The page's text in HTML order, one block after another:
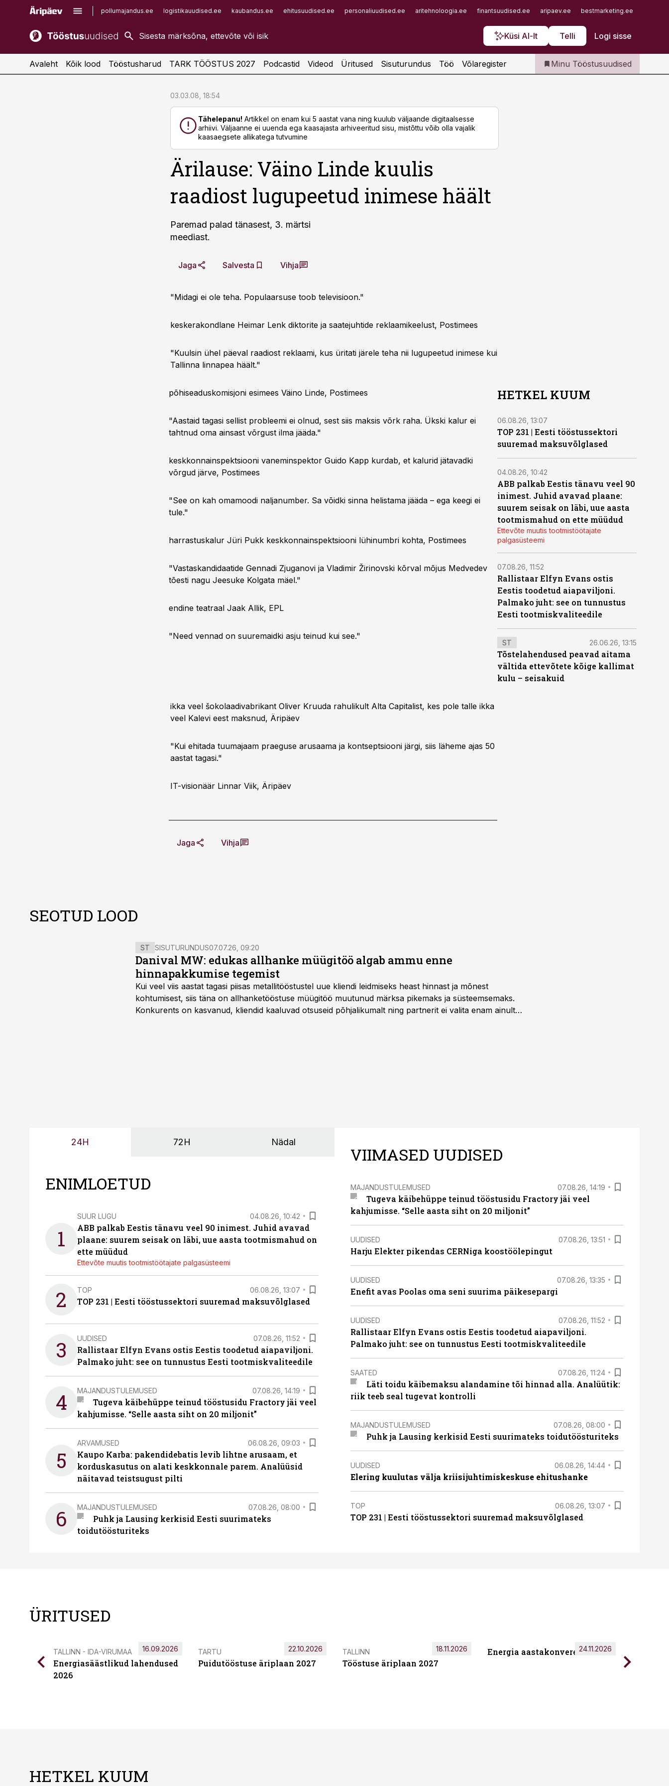
pollumajandus.ee logistikauudised.ee kaubandus.ee ehitusuudised.ee personaliuudised.ee aritehnoloogia.ee finantsuudised.ee aripaev.ee bestmarketing.ee
Küsi AI-lt Telli Logi sisse
kaubandus.ee
kinnisvarauudised.ee
imelineajalugu.ee
Infopank
Iseteenindus
Telli Tööstusuudised
Avaleht Kõik lood Tööstusharud TARK TÖÖSTUS 2027 Podcastid Videod Üritused Sisuturundus Töö Võlaregister Minu Tööstusuudised
03.03.08, 18:54
Tähelepanu! Artikkel on enam kui 5 aastat vana ning kuulub väljaande digitaalsesse
arhiivi. Väljaanne ei uuenda ega kaasajasta arhiveeritud sisu, mistõttu võib olla vajalik
kaasaegsete allikatega tutvumine
Ärilause: Väino Linde kuulis
raadiost lugupeetud inimese häält
Paremad palad tänasest, 3. märtsi
meediast.
Jaga Salvesta Vihja
"Midagi ei ole teha. Populaarsuse toob televisioon."
keskerakondlane Heimar Lenk diktorite ja saatejuhtide reklaamikeelust, Postimees
"Kuulsin ühel päeval raadiost reklaami, kus üritati järele teha nii lugupeetud inimese kui
Tallinna linnapea häält."
põhiseaduskomisjoni esimees Väino Linde, Postimees
"Aastaid tagasi sellist probleemi ei olnud, sest siis maksis võrk raha. Ükski kalur ei
tahtnud oma ainsast võrgust ilma jääda."
keskkonnainspektsiooni vaneminspektor Guido Kapp kurdab, et kalurid jätavadki
võrgud järve, Postimees
"See on kah omamoodi naljanumber. Sa võidki sinna helistama jääda – ega keegi ei
tule."
harrastuskalur Jüri Pukk keskkonnainspektsiooni lühinumbri kohta, Postimees
"Vastaskandidaatide Gennadi Zjuganovi ja Vladimir Žirinovski kõrval mõjus Medvedev
tõesti nagu Jeesuke Kolgata mäel."
endine teatraal Jaak Allik, EPL
"Need vennad on suuremaidki asju teinud kui see."
HETKEL KUUM
06.08.26, 13:07
TOP 231 | Eesti tööstussektori
suuremad maksuvõlglased
04.08.26, 10:42
ABB palkab Eestis tänavu veel 90
inimest. Juhid avavad plaane:
suurem seisak on läbi, uue aasta
tootmismahud on ette müüdud
Ettevõte muutis tootmistöötajate
palgasüsteemi
07.08.26, 11:52
Rallistaar Elfyn Evans ostis
Eestis toodetud aiapaviljoni.
Palmako juht: see on tunnustus
Eesti tootmiskvaliteedile
ST 26.06.26, 13:15
Tõstelahendused peavad aitama
vältida ettevõtete kõige kallimat
kulu – seisakuid
ikka veel šokolaadivabrikant Oliver Kruuda rahulikult Alta Capitalist, kes pole talle ikka
veel Kalevi eest maksnud, Äripäev
"Kui ehitada tuumajaam praeguse arusaama ja kontseptsiooni järgi, siis läheme ajas 50
aastat tagasi."
IT-visionäär Linnar Viik, Äripäev
Jaga Vihja
SEOTUD LOOD
ST SISUTURUNDUS07.07.26, 09:20
Danival MW: edukas allhanke müügitöö algab ammu enne
hinnapakkumise tegemist
Kui veel viis aastat tagasi piisas metallitööstustel uue kliendi leidmiseks heast hinnast ja mõnest
kohtumisest, siis täna on allhanketööstuse müügitöö muutunud märksa pikemaks ja süsteemsemaks.
Konkurents on kasvanud, kliendid kaaluvad otsuseid põhjalikumalt ning partnerit ei valita enam ainult
24H 72H Nädal
ENIMLOETUD
1
SUUR LUGU 04.08.26, 10:42
ABB palkab Eestis tänavu veel 90 inimest. Juhid avavad
plaane: suurem seisak on läbi, uue aasta tootmismahud on
ette müüdud
Ettevõte muutis tootmistöötajate palgasüsteemi
2 TOP 06.08.26, 13:07
TOP 231 | Eesti tööstussektori suuremad maksuvõlglased
3 UUDISED 07.08.26, 11:52
Rallistaar Elfyn Evans ostis Eestis toodetud aiapaviljoni.
Palmako juht: see on tunnustus Eesti tootmiskvaliteedile
4 MAJANDUSTULEMUSED 07.08.26, 14:19
Tugeva käibehüppe teinud tööstusidu Fractory jäi veel
kahjumisse. “Selle aasta siht on 20 miljonit”
5
ARVAMUSED 06.08.26, 09:03
Kaupo Karba: pakendidebatis levib lihtne arusaam, et
korduskasutus on alati keskkonnale parem. Analüüsid
näitavad teistsugust pilti
6 MAJANDUSTULEMUSED 07.08.26, 08:00
Puhk ja Lausing kerkisid Eesti suurimateks
toidutöösturiteks
VIIMASED UUDISED
MAJANDUSTULEMUSED 07.08.26, 14:19
Tugeva käibehüppe teinud tööstusidu Fractory jäi veel
kahjumisse. “Selle aasta siht on 20 miljonit”
UUDISED 07.08.26, 13:51
Harju Elekter pikendas CERNiga koostöölepingut
UUDISED 07.08.26, 13:35
Enefit avas Poolas oma seni suurima päikesepargi
UUDISED 07.08.26, 11:52
Rallistaar Elfyn Evans ostis Eestis toodetud aiapaviljoni.
Palmako juht: see on tunnustus Eesti tootmiskvaliteedile
SAATED 07.08.26, 11:24
Läti toidu käibemaksu alandamine tõi hinnad alla. Analüütik:
riik teeb seal tugevat kontrolli
MAJANDUSTULEMUSED 07.08.26, 08:00
Puhk ja Lausing kerkisid Eesti suurimateks toidutöösturiteks
UUDISED 06.08.26, 14:44
Elering kuulutas välja kriisijuhtimiskeskuse ehitushanke
TOP 06.08.26, 13:07
TOP 231 | Eesti tööstussektori suuremad maksuvõlglased
ÜRITUSED
TALLINN - IDA-VIRUMAA
Energiasäästlikud lahendused
2026
16.09.2026 TARTU
Puidutööstuse äriplaan 2027
22.10.2026 TALLINN
Tööstuse äriplaan 2027
18.11.2026 Energia aastakonverents 2026
24.11.2026
HETKEL KUUM